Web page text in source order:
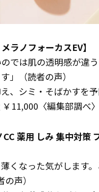
ラノフォーカスEV】
では肌の透明感が違
」（読者の声）
、シミ・そばかすを
11,000〈編集部調べ〉
薬用 しみ 集中対策
くなった気がします
声）